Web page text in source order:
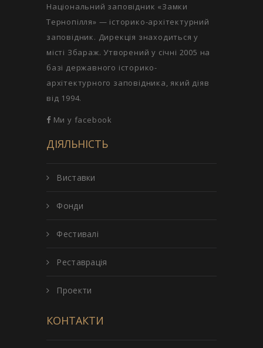
Національний заповідник «Замки
Тернопілля» — історико-архітектурний
заповідник. Дирекція знаходиться у
місті Збараж. Утворений у січні 2005 на
базі державного історико-
архітектурного заповідника, який діяв
від 1994.
Ми у facebook
ДІЯЛЬНІСТЬ
Виставки
Фонди
Фестивалі
Реставрація
Проекти
КОНТАКТИ